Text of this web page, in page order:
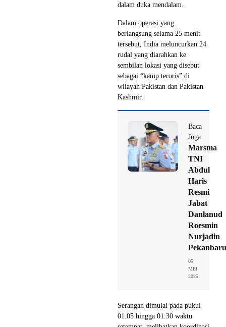
dalam duka mendalam.
Dalam operasi yang
berlangsung selama 25 menit
tersebut, India meluncurkan 24
rudal yang diarahkan ke
sembilan lokasi yang disebut
sebagai “kamp teroris” di
wilayah Pakistan dan Pakistan
Kashmir.
Baca
Juga
Marsma
TNI
Abdul
Haris
Resmi
Jabat
Danlanud
Roesmin
Nurjadin
Pekanbaru
05
MEI
2025
Serangan dimulai pada pukul
01.05 hingga 01.30 waktu